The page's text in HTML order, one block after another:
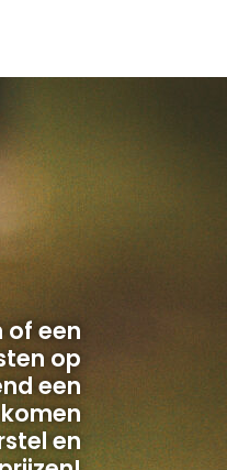
of een
op
een
en